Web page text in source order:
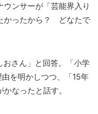
ンサーが「芸能界入り
かったから？ どなたで
さん」と回答。「小学
を明かしつつ、「15年
なったと話す。